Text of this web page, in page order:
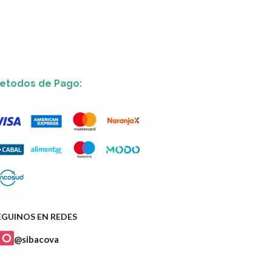
de Pago:
EN REDES
@sibacova